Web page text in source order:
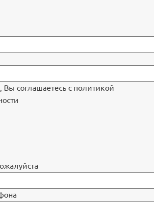
соглашаетесь с политикой